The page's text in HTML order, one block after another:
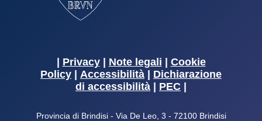
Privacy| Note legali
Cookie
Policy
Accessibilità
Dichiarazione
di accessibilità
PEC
Provincia di Brindisi - Via De Leo, 3 - 72100 Brindisi